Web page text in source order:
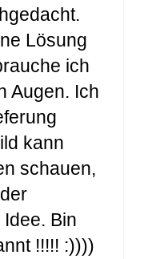
Lösung
ich
Augen. Ich
kann
schauen,
Bin
!!!!! :))))